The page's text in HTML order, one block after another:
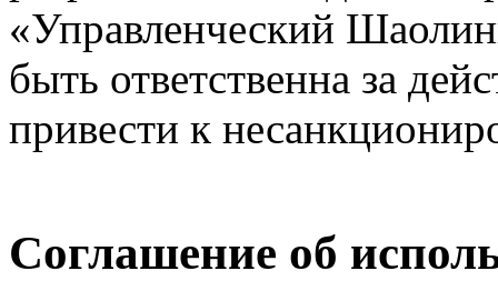
«Управленческий
быть ответственна за
привести к
Соглашение об